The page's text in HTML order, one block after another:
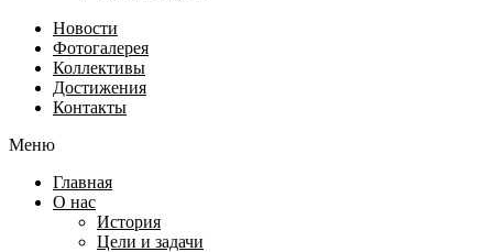
Новости
Фотогалерея
Коллективы
Достижения
Контакты
Меню
Главная
О нас
История
Цели и задачи